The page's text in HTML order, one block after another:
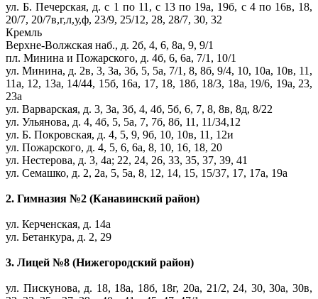
ул. Б. Печерская, д. с 1 по 11, с 13 по 19а, 19б, с 4 по 16в, 18,
20/7, 20/7в,г,л,у,ф, 23/9, 25/12, 28, 28/7, 30, 32
Кремль
Верхне-Волжская наб., д. 2б, 4, 6, 8а, 9, 9/1
пл. Минина и Пожарского, д. 4б, 6, 6а, 7/1, 10/1
ул. Минина, д. 2в, 3, 3а, 3б, 5, 5а, 7/1, 8, 8б, 9/4, 10, 10а, 10в, 11,
11а, 12, 13а, 14/44, 15б, 16а, 17, 18, 18б, 18/3, 18а, 19/6, 19а, 23,
23а
ул. Варварская, д. 3, 3а, 3б, 4, 4б, 5б, 6, 7, 8, 8в, 8д, 8/22
ул. Ульянова, д. 4, 4б, 5, 5а, 7, 7б, 8б, 11, 11/34,12
ул. Б. Покровская, д. 4, 5, 9, 9б, 10, 10в, 11, 12и
ул. Пожарского, д. 4, 5, 6, 6а, 8, 10, 16, 18, 20
ул. Нестерова, д. 3, 4а; 22, 24, 26, 33, 35, 37, 39, 41
ул. Семашко, д. 2, 2а, 5, 5а, 8, 12, 14, 15, 15/37, 17, 17а, 19а
2. Гимназия №2 (Канавинский район)
ул. Керченская, д. 14а
ул. Бетанкура, д. 2, 29
3. Лицей №8 (Нижегородский район)
ул. Пискунова, д. 18, 18а, 18б, 18г, 20а, 21/2, 24, 30, 30а, 30в,